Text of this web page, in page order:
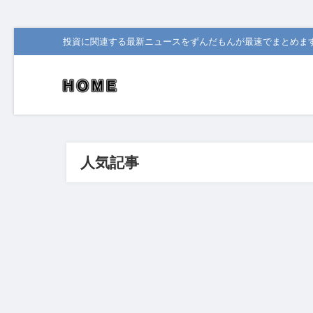
投資に関連する最新ニュースをずんだもんが最速でまとめま
人気記事